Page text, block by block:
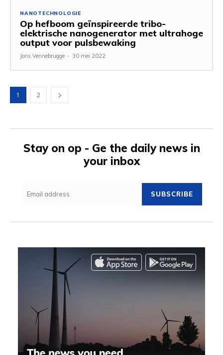
NANOTECHNOLOGIE
Op hefboom geïnspireerde tribo-
elektrische nanogenerator met ultrahoge
output voor pulsbewaking
Joris Vennebrugge - 30 mei 2022
1 2
Stay on op - Ge the daily news in
your inbox
SUBSCRIBE